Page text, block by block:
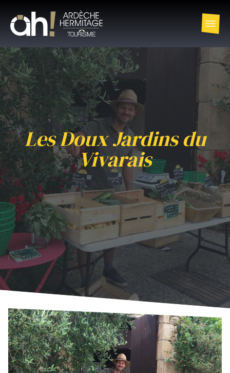
Les Doux Jardins du
Vivarais